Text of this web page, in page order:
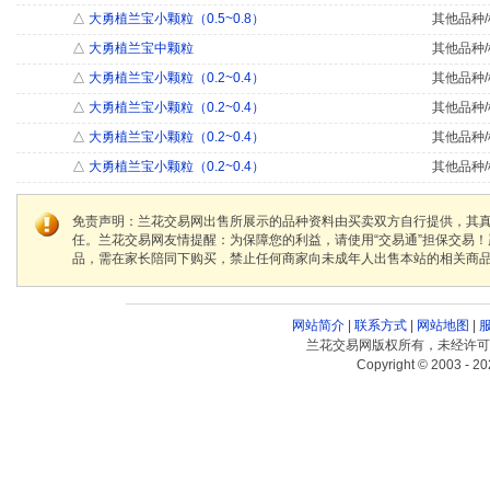
△ 大勇植兰宝小颗粒（0.5~0.8）
其他品种
△ 大勇植兰宝中颗粒
其他品种
△ 大勇植兰宝小颗粒（0.2~0.4）
其他品种
△ 大勇植兰宝小颗粒（0.2~0.4）
其他品种
△ 大勇植兰宝小颗粒（0.2~0.4）
其他品种
△ 大勇植兰宝小颗粒（0.2~0.4） 其他品种
免责声明：兰花交易网出售所展示的品种资料由买卖双方自行提供，
任。兰花交易网友情提醒：为保障您的利益，请使用“交易通”担保交
品，需在家长陪同下购买，禁止任何商家向未成年人出售本站的相关商
网站简介| 联系方式| 网站地图
兰花交易网版权所有，未经许
Copyright © 2003 -